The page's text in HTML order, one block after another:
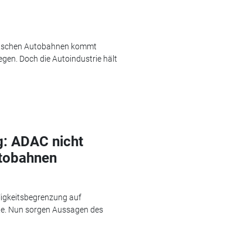
Autobahnen kommt
Doch die Autoindustrie hält
ADAC nicht
auf
Nun sorgen Aussagen des